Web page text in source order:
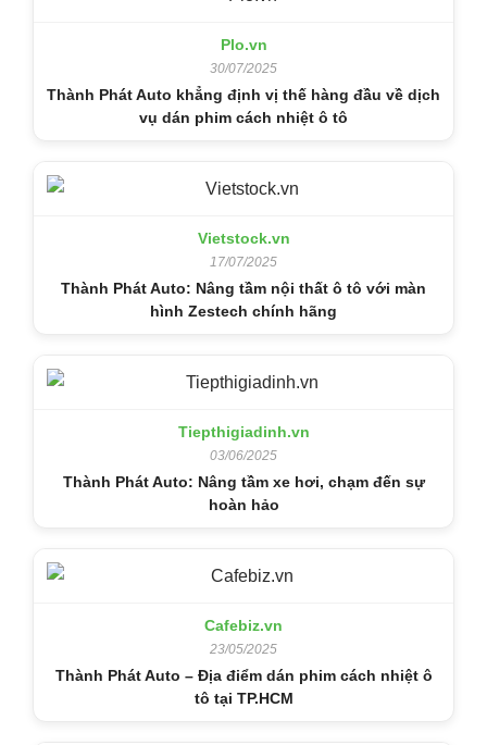
Plo.vn
30/07/2025
Thành Phát Auto khẳng định vị thế hàng đầu về dịch
vụ dán phim cách nhiệt ô tô
Vietstock.vn
17/07/2025
Thành Phát Auto: Nâng tầm nội thất ô tô với màn
hình Zestech chính hãng
Tiepthigiadinh.vn
03/06/2025
Thành Phát Auto: Nâng tầm xe hơi, chạm đến sự
hoàn hảo
Cafebiz.vn
23/05/2025
Thành Phát Auto – Địa điểm dán phim cách nhiệt ô
tô tại TP.HCM